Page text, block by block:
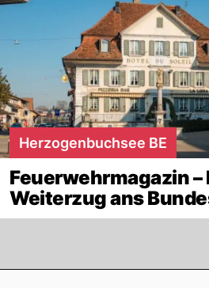
Herzogenbuchsee BE
Feuerwehrmagazin –
Weiterzug ans